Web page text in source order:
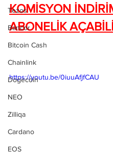
Tezos
Bancor
Bitcoin Cash
Chainlink
Dogecoin
NEO
Zilliqa
Cardano
EOS
KOMİSYON
ABONELİK
https://youtu.be/0iuuAfjfCAU